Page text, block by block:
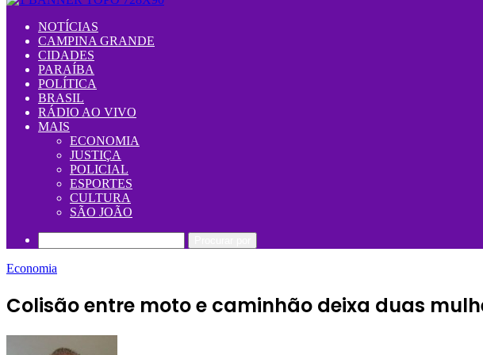
NOTÍCIAS
CAMPINA GRANDE
CIDADES
PARAÍBA
POLÍTICA
BRASIL
RÁDIO AO VIVO
MAIS
ECONOMIA
JUSTIÇA
POLICIAL
ESPORTES
CULTURA
SÃO JOÃO
Economia
Colisão entre moto e caminhão deixa duas